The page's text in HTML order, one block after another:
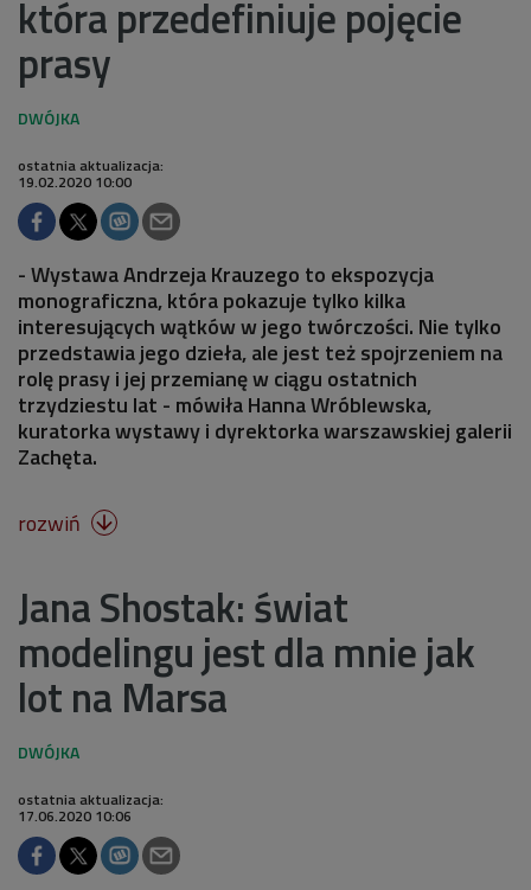
która przedefiniuje pojęcie
prasy
ostatnia aktualizacja:
19.02.2020 10:00
- Wystawa Andrzeja Krauzego to ekspozycja
monograficzna, która pokazuje tylko kilka
interesujących wątków w jego twórczości. Nie tylko
przedstawia jego dzieła, ale jest też spojrzeniem na
rolę prasy i jej przemianę w ciągu ostatnich
trzydziestu lat - mówiła Hanna Wróblewska,
kuratorka wystawy i dyrektorka warszawskiej galerii
Zachęta.
rozwiń 
Jana Shostak: świat
modelingu jest dla mnie jak
lot na Marsa
ostatnia aktualizacja:
17.06.2020 10:06